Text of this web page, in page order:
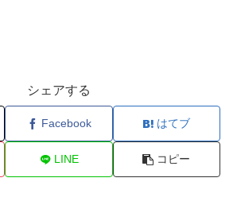
シェアする
Facebook はてブ
LINE コピー